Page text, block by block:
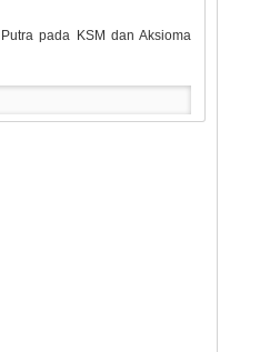
pada KSM dan Aksioma